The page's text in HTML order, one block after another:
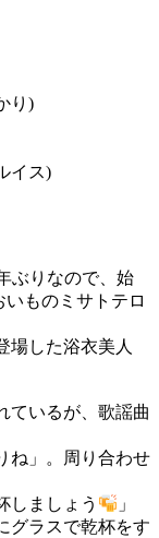
り)
イス)
ぶりなので、始
ものミサトテロ
場した浴衣美人
ているが、歌謡曲
ね」。周り合わせ
しましょう
」
グラスで乾杯をす